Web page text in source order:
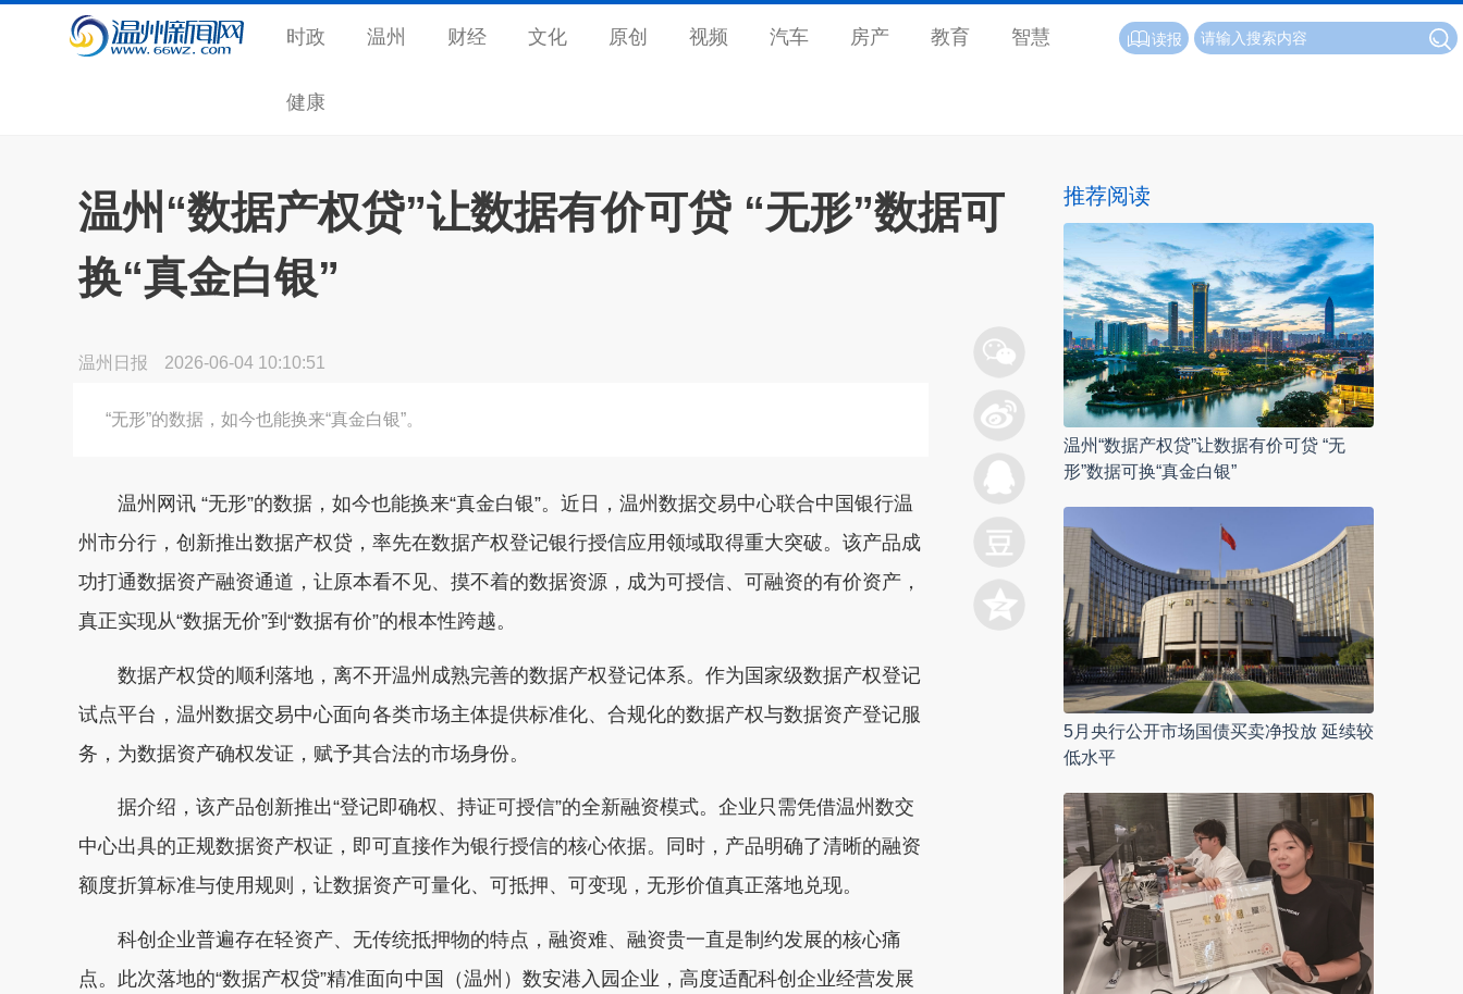
时政 温州 财经 文化 原创 视频 汽车 房产 教育 智慧
健康
读报
温州“数据产权贷”让数据有价可贷 “无形”数据可
换“真金白银”
温州日报 2026-06-04 10:10:51
“无形”的数据，如今也能换来“真金白银”。
温州网讯 “无形”的数据，如今也能换来“真金白银”。近日，温州数据交易中心联合中国银行温
州市分行，创新推出数据产权贷，率先在数据产权登记银行授信应用领域取得重大突破。该产品成
功打通数据资产融资通道，让原本看不见、摸不着的数据资源，成为可授信、可融资的有价资产，
真正实现从“数据无价”到“数据有价”的根本性跨越。
数据产权贷的顺利落地，离不开温州成熟完善的数据产权登记体系。作为国家级数据产权登记
试点平台，温州数据交易中心面向各类市场主体提供标准化、合规化的数据产权与数据资产登记服
务，为数据资产确权发证，赋予其合法的市场身份。
据介绍，该产品创新推出“登记即确权、持证可授信”的全新融资模式。企业只需凭借温州数交
中心出具的正规数据资产权证，即可直接作为银行授信的核心依据。同时，产品明确了清晰的融资
额度折算标准与使用规则，让数据资产可量化、可抵押、可变现，无形价值真正落地兑现。
科创企业普遍存在轻资产、无传统抵押物的特点，融资难、融资贵一直是制约发展的核心痛
点。此次落地的“数据产权贷”精准面向中国（温州）数安港入园企业，高度适配科创企业经营发展
推荐阅读
温州“数据产权贷”让数据有价可贷 “无
形”数据可换“真金白银”
5月央行公开市场国债买卖净投放 延续较
低水平